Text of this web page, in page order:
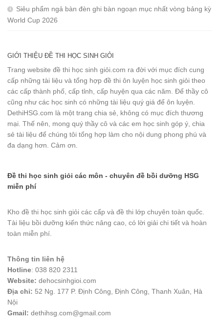
Siêu phẩm ngả bàn đèn ghi bàn ngoạn mục nhất vòng bảng kỳ
World Cup 2026
GIỚI THIỆU ĐỀ THI HỌC SINH GIỎI
Trang website đề thi học sinh giỏi.com ra đời với mục đích cung
cấp những tài liệu và tổng hợp đề thi ôn luyện học sinh giỏi theo
các cấp thành phố, cấp tỉnh, cấp huyện qua các năm. Để thầy cô
cũng như các học sinh có những tài liệu quý giá để ôn luyện.
DethiHSG.com là một trang chia sẻ, không có mục đích thương
mại. Thế nên, mong quý thầy cô và các em học sinh góp ý, chia
sẻ tài liệu để chúng tôi tổng hợp làm cho nội dung phong phú và
đa dạng hơn. Cảm ơn.
Đề thi học sinh giỏi các môn - chuyên đề bồi dưỡng HSG
miễn phí
Kho đề thi học sinh giỏi các cấp và đề thi lớp chuyên toàn quốc.
Tài liệu bồi dưỡng kiến thức nâng cao, có lời giải chi tiết và hoàn
toàn miễn phí.
Thông tin liên hệ
Hotline: 038 820 2311
Website: dehocsinhgioi.com
Địa chỉ: 52 Ng. 177 P. Định Công, Định Công, Thanh Xuân, Hà
Nội
Gmail: dethihsg.com@gmail.com